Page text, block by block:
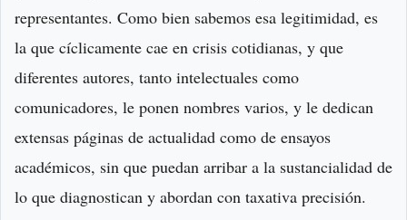
representantes. Como bien sabemos esa legitimidad, es
la que cíclicamente cae en crisis cotidianas, y que
diferentes autores, tanto intelectuales como
comunicadores, le ponen nombres varios, y le dedican
extensas páginas de actualidad como de ensayos
académicos, sin que puedan arribar a la sustancialidad de
lo que diagnostican y abordan con taxativa precisión.